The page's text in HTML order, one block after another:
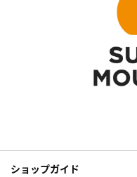
ショップガイド